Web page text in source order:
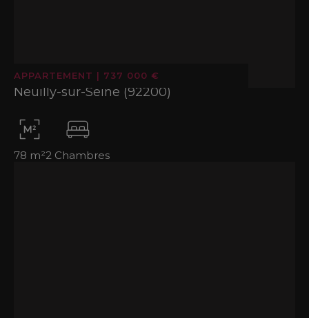
APPARTEMENT | 737 000 €
Neuilly-sur-Seine (92200)
78 m²2 Chambres